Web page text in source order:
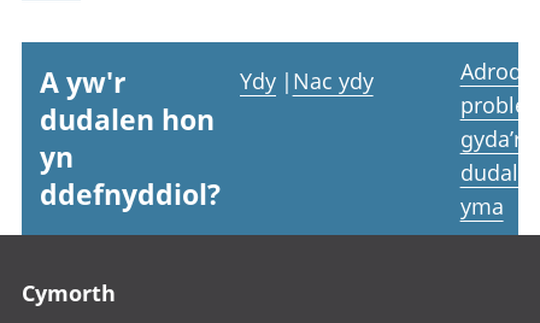
A yw'r
dudalen hon
yn
ddefnyddiol?
Ydy | Nac ydy
Adrodd
gyda’r
yma
Cymorth